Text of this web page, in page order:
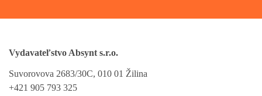
Vydavateľstvo Absynt s.r.o.
Suvorovova 2683/30C, 010 01 Žilina
+421 905 793 325